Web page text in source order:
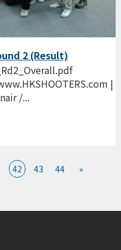
2 (Result)
|
/...
42 43 44 »